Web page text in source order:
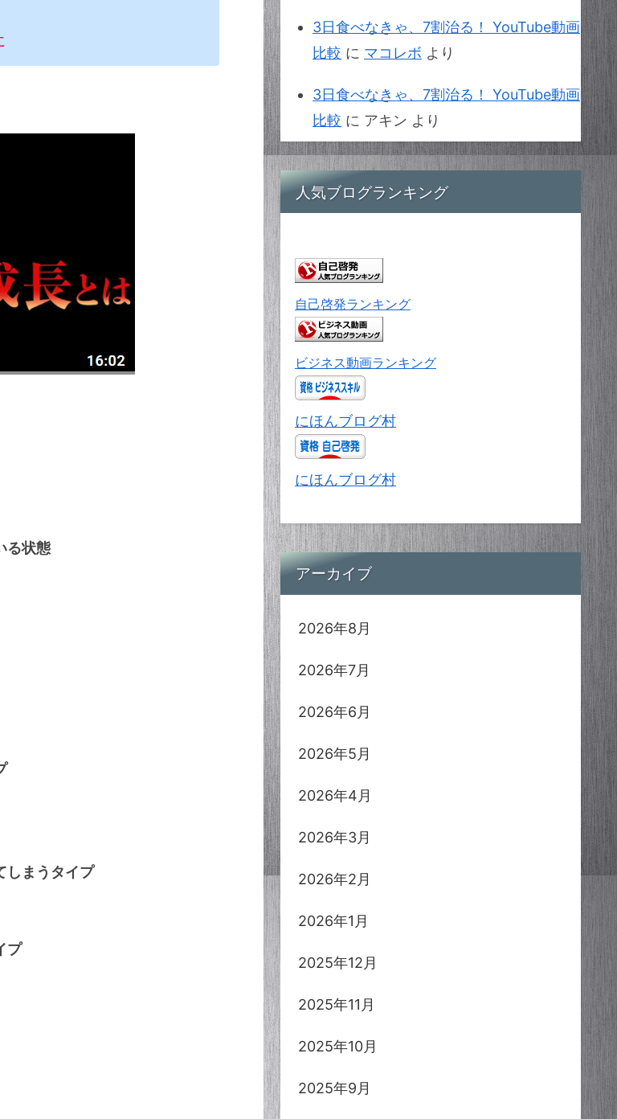
る状態
しまうタイプ
プ
3日食べなきゃ、7割治る！ YouTube動画
比較 に マコレボ より
3日食べなきゃ、7割治る！ YouTube動画
比較 に アキン より
人気ブログランキング
自己啓発ランキング
ビジネス動画ランキング
にほんブログ村
にほんブログ村
アーカイブ
2026年8月
2026年7月
2026年6月
2026年5月
2026年4月
2026年3月
2026年2月
2026年1月
2025年12月
2025年11月
2025年10月
2025年9月